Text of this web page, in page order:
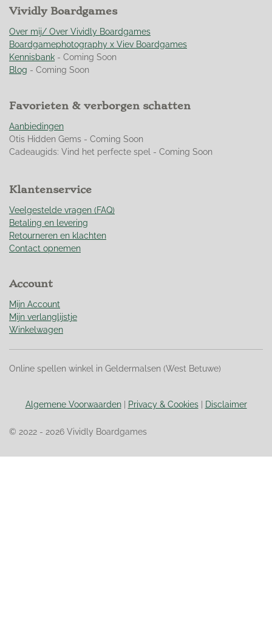
n
:
4
.
9
0
4
8
9
0
9
s
t
e
e
n
r
r
r
e
n
r
r
e
n
r
r
e
n
r
r
e
n
n
Vividly Boardgames
Over mij/ Over Vividly Boardgames
Boardgamephotography x Viev Boardgames
Kennisbank - Coming Soon
Blog - Coming Soon
Favorieten & verborgen schatten
Aanbiedingen
Otis Hidden Gems - Coming Soon
Cadeaugids: Vind het perfecte spel - Coming Soon
Klantenservice
Veelgestelde vragen (FAQ)
Betaling en levering
Retourneren en klachten
Contact opnemen
Account
Mijn Account
Mijn verlanglijstje
Winkelwagen
Online spellen winkel in Geldermalsen (West Betuwe)
Algemene Voorwaarden| Privacy & Cookies| Disclaimer
© 2022 - 2026 Vividly Boardgames